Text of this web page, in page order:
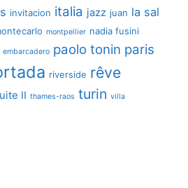
invitacion italia jazz juan la sal
montpellier nadia fusini
paolo tonin paris
riverside rêve
II thames-raos turin villa